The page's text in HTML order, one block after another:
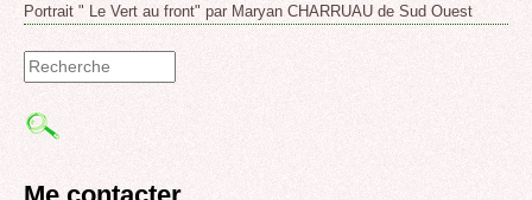
Portrait " Le Vert au front" par Maryan CHARRUAU de Sud Ouest
Formulaire
de
recherche